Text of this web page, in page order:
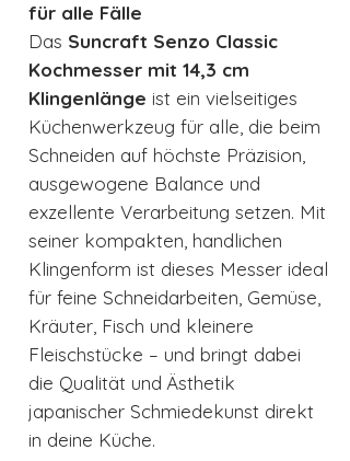
für alle Fälle
Das Suncraft Senzo Classic
Kochmesser mit 14,3 cm
Klingenlänge ist ein vielseitiges
Küchenwerkzeug für alle, die beim
Schneiden auf höchste Präzision,
ausgewogene Balance und
exzellente Verarbeitung setzen. Mit
seiner kompakten, handlichen
Klingenform ist dieses Messer ideal
für feine Schneidarbeiten, Gemüse,
Kräuter, Fisch und kleinere
Fleischstücke – und bringt dabei
die Qualität und Ästhetik
japanischer Schmiedekunst direkt
in deine Küche.